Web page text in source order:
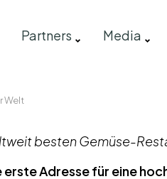
Partners Media
Welt
besten Gemüse-
Adresse für eine